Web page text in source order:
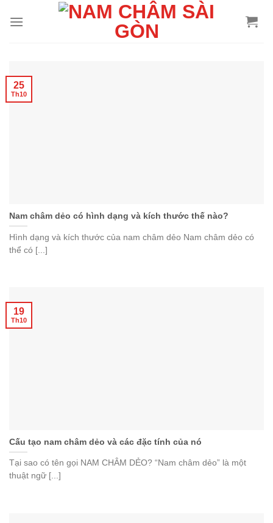
Nam châm dẻo có hình dạng và kích thước thế nào?
Hình dạng và kích thước của nam châm dẻo Nam châm dẻo có
thể có [...]
25
Th10
Cấu tạo nam châm dẻo và các đặc tính của nó
Tại sao có tên gọi NAM CHÂM DẺO? “Nam châm dẻo” là một
thuật ngữ [...]
19
Th10